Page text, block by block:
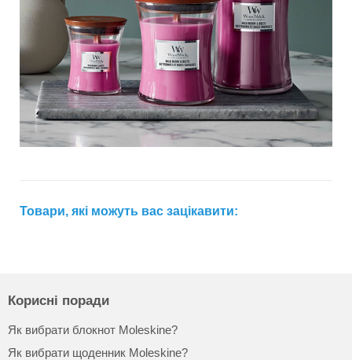
Товари, які можуть вас зацікавити:
Корисні поради
Як вибрати блокнот Moleskine?
Як вибрати щоденник Moleskine?